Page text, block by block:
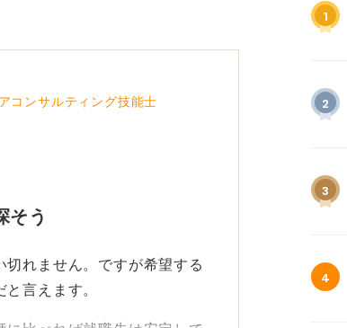
コンサルティング技能士
そう
れません。ですが希望する
言えます。
1
2
3
4